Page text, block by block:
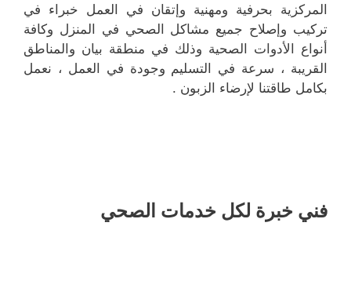
المركزية بحرفية ومهنية وإتقان في العمل خبراء في
تركيب وإصلاح جميع مشاكل الصحي في المنزل وكافة
أنواع الأدوات الصحية وذلك في منطقة بيان والمناطق
القريبة ، سرعة في التسليم وجودة في العمل ، نعمل
بكامل طاقتنا لإرضاء الزبون .
فني خبرة لكل خدمات الصحي